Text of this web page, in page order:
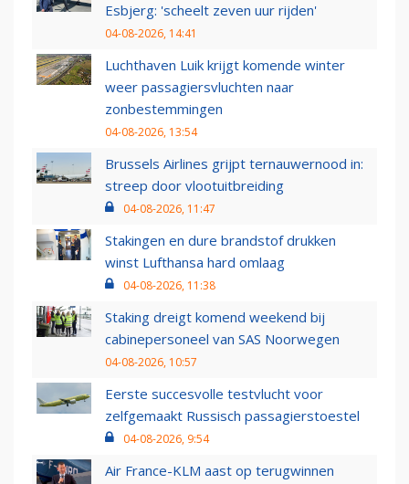
Esbjerg: 'scheelt zeven uur rijden'
04-08-2026, 14:41
Luchthaven Luik krijgt komende winter
weer passagiersvluchten naar
zonbestemmingen
04-08-2026, 13:54
Brussels Airlines grijpt ternauwernood in:
streep door vlootuitbreiding
04-08-2026, 11:47
Stakingen en dure brandstof drukken
winst Lufthansa hard omlaag
04-08-2026, 11:38
Staking dreigt komend weekend bij
cabinepersoneel van SAS Noorwegen
04-08-2026, 10:57
Eerste succesvolle testvlucht voor
zelfgemaakt Russisch passagierstoestel
04-08-2026, 9:54
Air France-KLM aast op terugwinnen